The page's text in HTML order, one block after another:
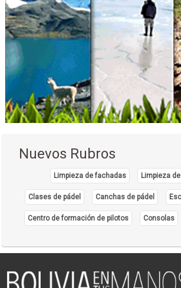
Nuevos Rubros
Limpieza de fachadas Limpieza
Clases de pádel Canchas de pádel
Centro de formación de pilotos Consolas